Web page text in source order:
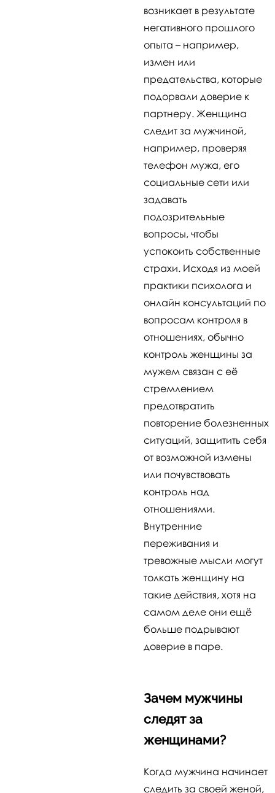
возникает в результате
негативного прошлого
опыта – например,
измен или
предательства, которые
подорвали доверие к
партнеру. Женщина
следит за мужчиной,
например, проверяя
телефон мужа, его
социальные сети или
задавать
подозрительные
вопросы, чтобы
успокоить собственные
страхи. Исходя из моей
практики психолога и
онлайн консультаций по
вопросам контроля в
отношениях, обычно
контроль женщины за
мужем связан с её
стремлением
предотвратить
повторение болезненных
ситуаций, защитить себя
от возможной измены
или почувствовать
контроль над
отношениями.
Внутренние
переживания и
тревожные мысли могут
толкать женщину на
такие действия, хотя на
самом деле они ещё
больше подрывают
доверие в паре.
Зачем мужчины
следят за
женщинами?
Когда мужчина начинает
следить за своей женой,